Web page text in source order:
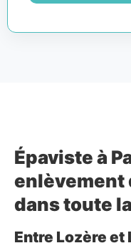
Épaviste à
enlèvement
dans toute
Entre Lozère et